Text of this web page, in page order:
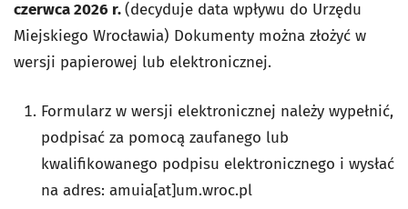
czerwca 2026 r.(decyduje data wpływu do Urzędu
Miejskiego Wrocławia) Dokumenty można złożyć w
wersji papierowej lub elektronicznej.
Formularz w wersji elektronicznej należy wypełnić,
podpisać za pomocą zaufanego lub
kwalifikowanego podpisu elektronicznego i wysłać
na adres: amuia[at]um.wroc.pl